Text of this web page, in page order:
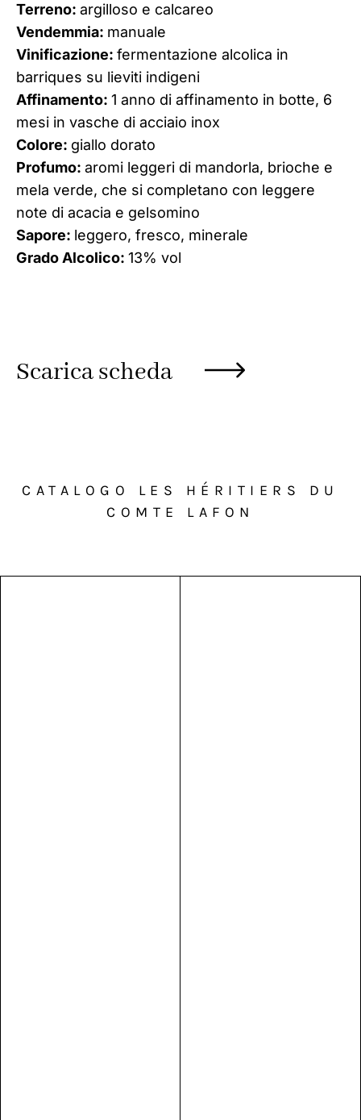
Terreno: argilloso e calcareo
Vendemmia: manuale
Vinificazione: fermentazione alcolica in
barriques su lieviti indigeni
Affinamento: 1 anno di affinamento in botte, 6
mesi in vasche di acciaio inox
Colore: giallo dorato
Profumo: aromi leggeri di mandorla, brioche e
mela verde, che si completano con leggere
note di acacia e gelsomino
Sapore: leggero, fresco, minerale
Grado Alcolico: 13% vol
Scarica scheda
CATALOGO LES HÉRITIERS DU
COMTE LAFON